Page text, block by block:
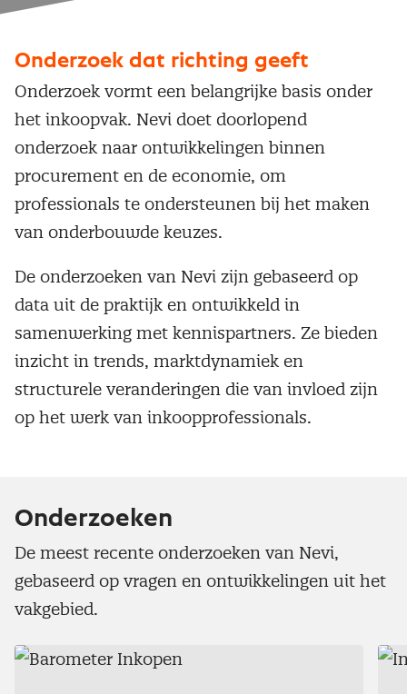
Onderzoek dat richting geeft
Onderzoek vormt een belangrijke basis onder
het inkoopvak. Nevi doet doorlopend
onderzoek naar ontwikkelingen binnen
procurement en de economie, om
professionals te ondersteunen bij het maken
van onderbouwde keuzes.
De onderzoeken van Nevi zijn gebaseerd op
data uit de praktijk en ontwikkeld in
samenwerking met kennispartners. Ze bieden
inzicht in trends, marktdynamiek en
structurele veranderingen die van invloed zijn
op het werk van inkoopprofessionals.
Onderzoeken
De meest recente onderzoeken van Nevi,
gebaseerd op vragen en ontwikkelingen uit het
vakgebied.